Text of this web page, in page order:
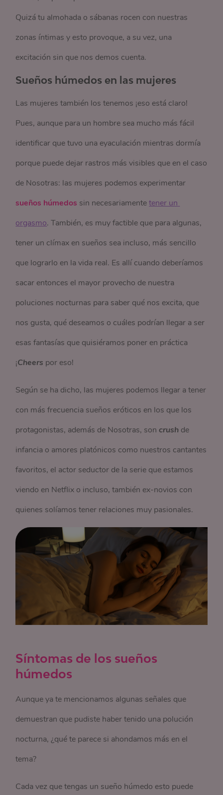
Quizá tu almohada o sábanas rocen con nuestras
zonas íntimas y esto provoque, a su vez, una
excitación sin que nos demos cuenta.
Sueños húmedos en las mujeres
Las mujeres también los tenemos ¡eso está claro!
Pues, aunque para un hombre sea mucho más fácil
identificar que tuvo una eyaculación mientras dormía
porque puede dejar rastros más visibles que en el caso
de Nosotras: las mujeres podemos experimentar
sueños húmedos sin necesariamentetener un
orgasmo. También, es muy factible que para algunas,
tener un clímax en sueños sea incluso, más sencillo
que lograrlo en la vida real. Es allí cuando deberíamos
sacar entonces el mayor provecho de nuestra
poluciones nocturnas para saber qué nos excita, que
nos gusta, qué deseamos o cuáles podrían llegar a ser
esas fantasías que quisiéramos poner en práctica
¡Cheers por eso!
Según se ha dicho, las mujeres podemos llegar a tener
con más frecuencia sueños eróticos en los que los
protagonistas, además de Nosotras, soncrush de
infancia o amores platónicos como nuestros cantantes
favoritos, el actor seductor de la serie que estamos
viendo en Netflix o incluso, también ex-novios con
quienes solíamos tener relaciones muy pasionales.
Síntomas de los sueños
húmedos
Aunque ya te mencionamos algunas señales que
demuestran que pudiste haber tenido una polución
nocturna, ¿qué te parece si ahondamos más en el
tema?
Cada vez que tengas un sueño húmedo esto puede